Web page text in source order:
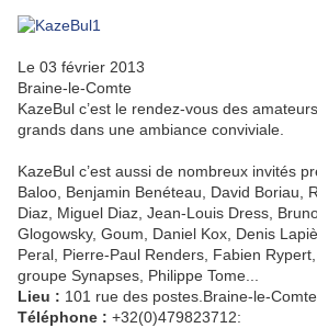
Le 03 février 2013
Braine-le-Comte
KazeBul c’est le rendez-vous des
grands dans une ambiance conviviale.
KazeBul c’est aussi de nombreux invités
Baloo, Benjamin Benéteau, David Boriau,
Diaz, Miguel Diaz, Jean-Louis Dress,
Glogowsky, Goum, Daniel Kox, Denis
Peral, Pierre-Paul Renders, Fabien
groupe Synapses, Philippe Tome...
Lieu : 101 rue des postes.Braine-le-Comte
Téléphone : +32(0)479823712: